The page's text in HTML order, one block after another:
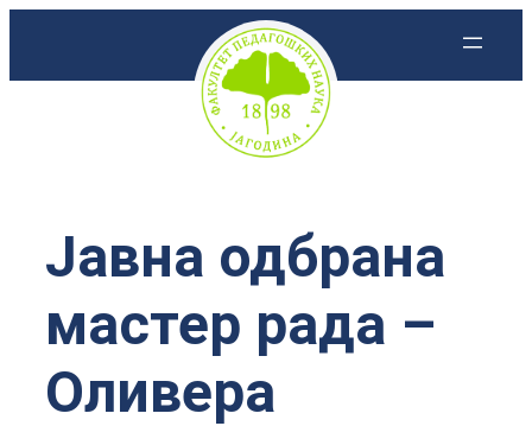
Јавна одбрана
мастер рада –
Оливера